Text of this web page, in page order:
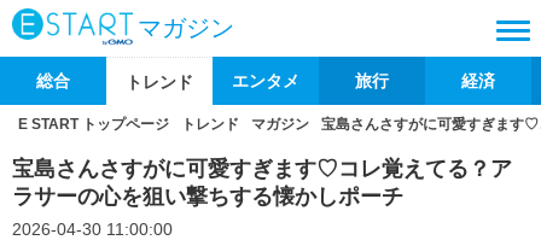
マガジン
総合 トレンド エンタメ 旅行 経済
E START トップページ トレンド マガジン 宝島さんさすがに可愛すぎます
宝島さんさすがに可愛すぎます♡コレ覚えてる？ア
ラサーの心を狙い撃ちする懐かしポーチ
2026-04-30 11:00:00